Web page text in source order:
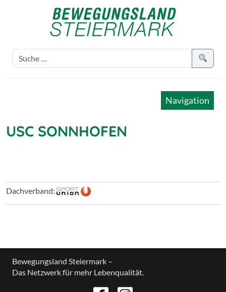
Navigation
USC SONNHOFEN
Dachverband:
Bewegungsland Steiermark –
Das Netzwerk für mehr Lebenqualität.